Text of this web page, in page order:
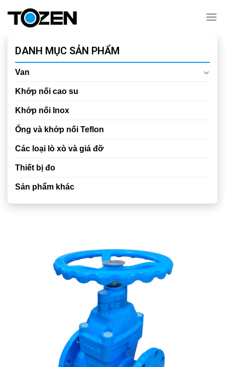
DANH MỤC SẢN PHẨM
Van
Khớp nối cao su
Khớp nối Inox
Ống và khớp nối Teflon
Các loại lò xò và giá đỡ
Thiết bị đo
Sản phẩm khác